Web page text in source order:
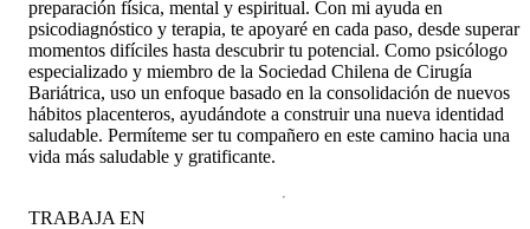
preparación física, mental y espiritual. Con mi ayuda en
psicodiagnóstico y terapia, te apoyaré en cada paso, desde superar
momentos difíciles hasta descubrir tu potencial. Como psicólogo
especializado y miembro de la Sociedad Chilena de Cirugía
Bariátrica, uso un enfoque basado en la consolidación de nuevos
hábitos placenteros, ayudándote a construir una nueva identidad
saludable. Permíteme ser tu compañero en este camino hacia una
vida más saludable y gratificante.
TRABAJA EN